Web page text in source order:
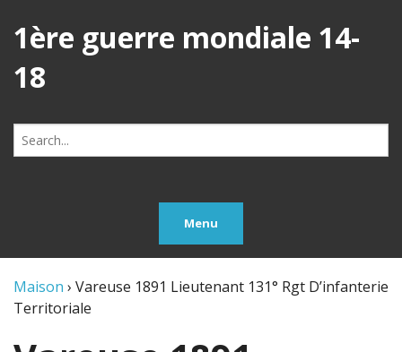
1ère guerre mondiale 14-
18
Search
for:
Menu
Maison › Vareuse 1891 Lieutenant 131° Rgt D’infanterie
Territoriale